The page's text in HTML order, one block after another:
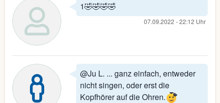
1🤣🤣🤣🤣
07.09.2022 - 22:12 Uhr
@Ju L. ... ganz einfach, entweder
nicht singen, oder erst die
Kopfhörer auf die Ohren.